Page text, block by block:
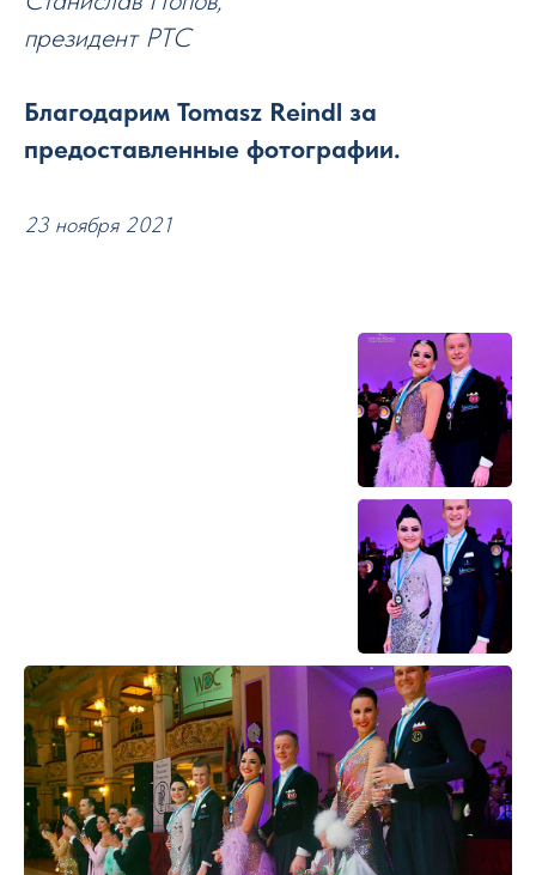
президент РТС
Благодарим Tomasz Reindl за
предоставленные фотографии.
23 ноября 2021